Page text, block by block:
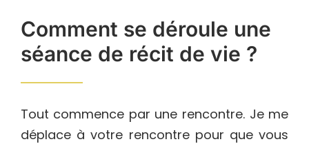
Comment se déroule une
séance de récit de vie ?
Tout commence par une rencontre. Je me
déplace à votre rencontre pour que vous